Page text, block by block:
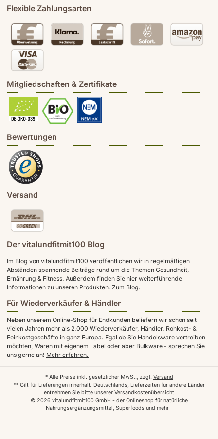
Flexible Zahlungsarten
Mitgliedschaften & Zertifikate
Bewertungen
Versand
Der vitalundfitmit100 Blog
Im Blog von vitalundfitmit100 veröffentlichen wir in regelmäßigen
Abständen spannende Beiträge rund um die Themen Gesundheit,
Ernährung & Fitness. Außerdem finden Sie hier weiterführende
Informationen zu unseren Produkten. Zum Blog.
Für Wiederverkäufer & Händler
Neben unserem Online-Shop für Endkunden beliefern wir schon seit
vielen Jahren mehr als 2.000 Wiederverkäufer, Händler, Rohkost- &
Feinkostgeschäfte in ganz Europa. Egal ob Sie Handelsware vertreiben
möchten, Waren mit eigenem Label oder aber Bulkware - sprechen Sie
uns gerne an! Mehr erfahren.
© 2026 vitalundfitmit100 GmbH - der Onlineshop für natürliche
Nahrungsergänzungsmittel, Superfoods und mehr
* Alle Preise inkl. gesetzlicher MwSt., zzgl. Versand
** Gilt für Lieferungen innerhalb Deutschlands, Lieferzeiten für andere Länder
entnehmen Sie bitte unserer Versandkostenübersicht